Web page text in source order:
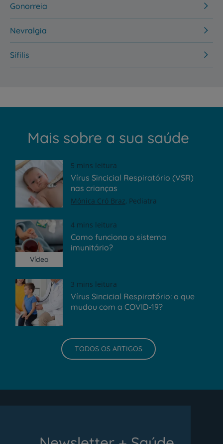
Gonorreia
Nevralgia
Sífilis
Mais sobre a sua saúde
5 mins leitura
Vírus Sincicial Respiratório (VSR)
nas crianças
Mónica Cró Braz Pediatra
Vídeo
4 mins leitura
Como funciona o sistema
imunitário?
3 mins leitura
Vírus Sincicial Respiratório: o que
mudou com a COVID-19?
TODOS OS ARTIGOS